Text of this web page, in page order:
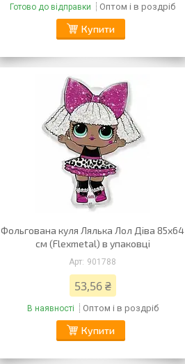
Готово до відправки Оптом і в роздріб
Купити
Фольгована куля Лялька Лол Діва 85х64
см (Flexmetal) в упаковці
901788
53,56 ₴
В наявності Оптом і в роздріб
Купити